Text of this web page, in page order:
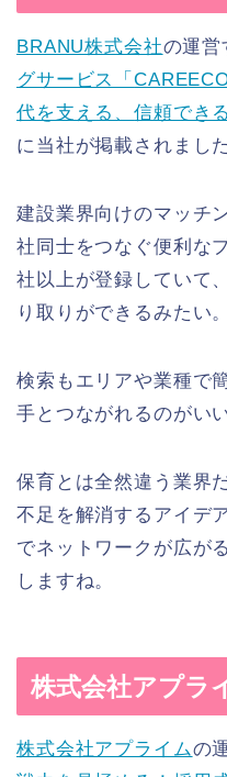
BRANU株式会社の運営
グサービス「
代を支える、信頼でき
に当社が掲載されました
建設業界向けのマッチ
社同士をつなぐ便利な
社以上が登録していて
り取りができるみたい。
検索もエリアや業種で
手とつながれるのがい
保育とは全然違う業界
不足を解消するアイデ
でネットワークが広が
しますね。
株式会社アプラ
株式会社アプライムの